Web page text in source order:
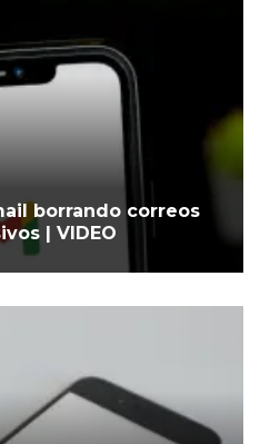
borrando correos
| VIDEO